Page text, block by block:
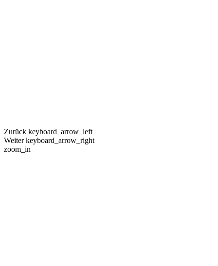
Zurück keyboard_arrow_left
Weiter keyboard_arrow_right
zoom_in